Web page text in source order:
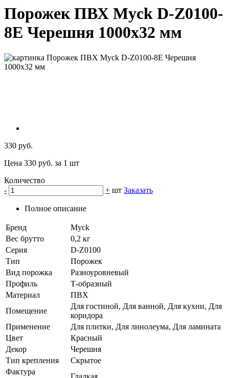
Порожек ПВХ Myck D-Z0100-
8Е Черешня 1000х32 мм
330 руб.
Цена 330 руб. за 1 шт
Количество
-
+ шт Заказать
Полное описание
Бренд
Myck
Вес брутто
0,2 кг
Серия
D-Z0100
Тип
Порожек
Вид порожка
Разноуровневый
Профиль
Т-образный
Материал
ПВХ
Помещение
Для гостиной, Для ванной, Для кухни, Для
коридора
Применение
Для плитки, Для линолеума, Для ламината
Цвет
Красный
Декор
Черешня
Тип крепления
Скрытое
Фактура